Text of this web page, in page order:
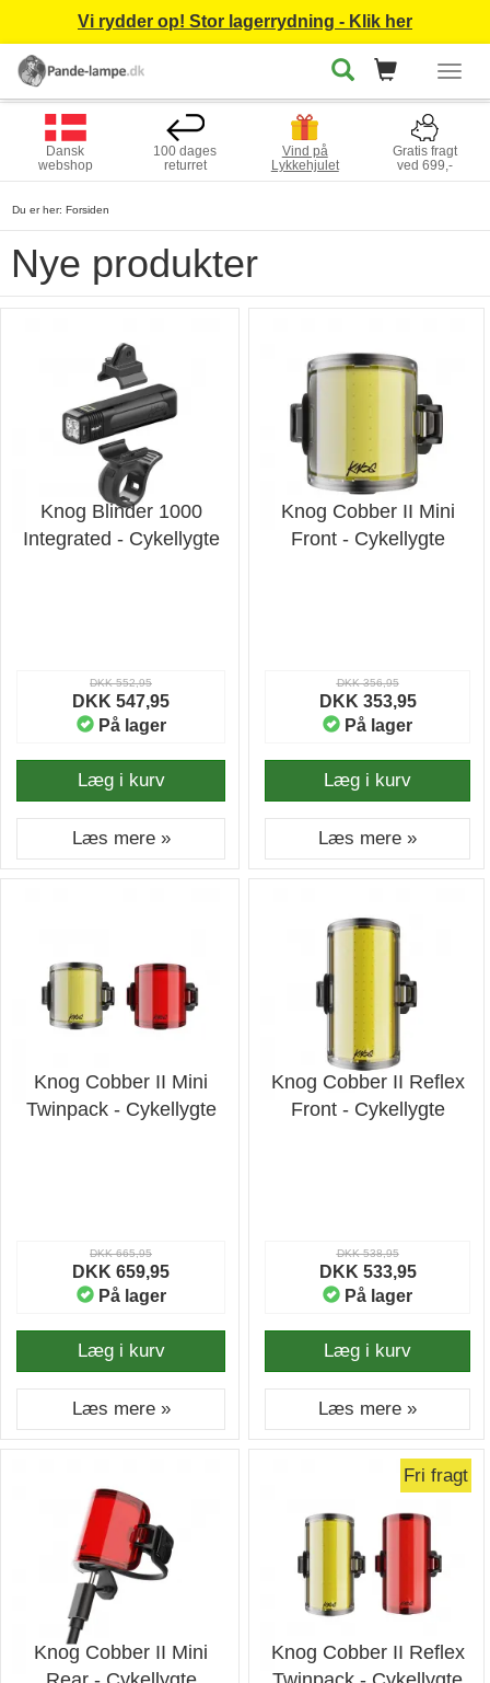
Vi rydder op! Stor lagerrydning - Klik her
Dansk
webshop
100 dages
returret
Vind på
Lykkehjulet
Gratis fragt
ved 699,-
Du er her: Forsiden
Nye produkter
Knog Blinder 1000
Integrated - Cykellygte
DKK 552,95
DKK 547,95
På lager
Læg i kurv
Læs mere »
Knog Cobber II Mini
Front - Cykellygte
DKK 356,95
DKK 353,95
På lager
Læg i kurv
Læs mere »
Knog Cobber II Mini
Twinpack - Cykellygte
DKK 665,95
DKK 659,95
På lager
Læg i kurv
Læs mere »
Knog Cobber II Reflex
Front - Cykellygte
DKK 538,95
DKK 533,95
På lager
Læg i kurv
Læs mere »
Knog Cobber II Mini
Fri fragt
Knog Cobber II Reflex